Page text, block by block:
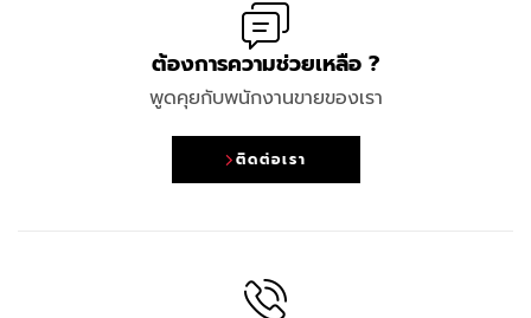
ต้องการความช่วยเหลือ ?
พูดคุยกับพนักงานขายของเรา
ติดต่อเรา